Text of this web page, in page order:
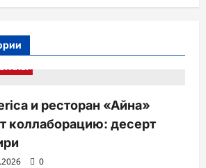
и ресторан «Айна»
коллаборацию: десерт
0